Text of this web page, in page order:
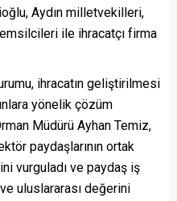
Aydın milletvekilleri,
ile ihracatçı firma
ihracatın geliştirilmesi
yönelik çözüm
Müdürü Ayhan Temiz,
paydaşlarının ortak
vurguladı ve paydaş iş
uluslararası değerini